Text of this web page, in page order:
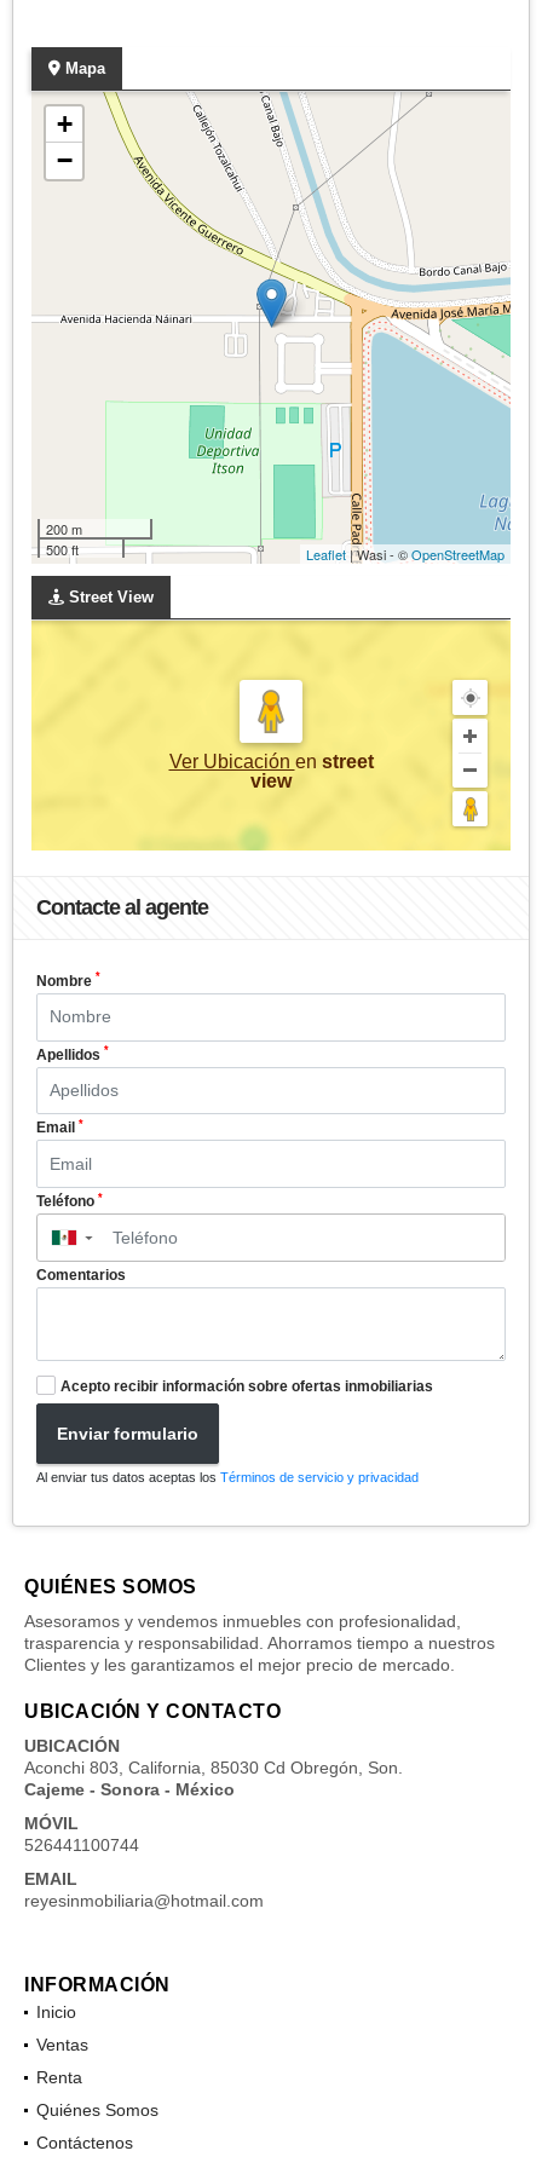
Mapa
+
−
200 m
500 ft
Leaflet | Wasi - ©OpenStreetMap
Street View
Ver Ubicación en street
view
Contacte al agente
Nombre *
Apellidos *
Email *
Teléfono *
▼
Comentarios
Acepto recibir información sobre ofertas inmobiliarias
Enviar formulario
Al enviar tus datos aceptas los Términos de servicio y privacidad
QUIÉNES SOMOS
Asesoramos y vendemos inmuebles con profesionalidad,
trasparencia y responsabilidad. Ahorramos tiempo a nuestros
Clientes y les garantizamos el mejor precio de mercado.
UBICACIÓN Y CONTACTO
UBICACIÓN
Aconchi 803, California, 85030 Cd Obregón, Son.
Cajeme - Sonora - México
MÓVIL
526441100744
EMAIL
reyesinmobiliaria@hotmail.com
INFORMACIÓN
Inicio
Ventas
Renta
Quiénes Somos
Contáctenos